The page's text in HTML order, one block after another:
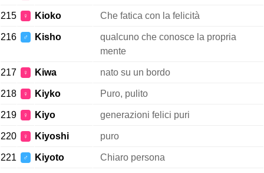
215 ♀ Kioko Che fatica con la felicità
216 ♂ Kisho
qualcuno che conosce la propria
mente
217 ♀ Kiwa nato su un bordo
218 ♀ Kiyko Puro, pulito
219 ♀ Kiyo generazioni felici puri
220 ♀ Kiyoshi puro
221 ♂ Kiyoto Chiaro persona